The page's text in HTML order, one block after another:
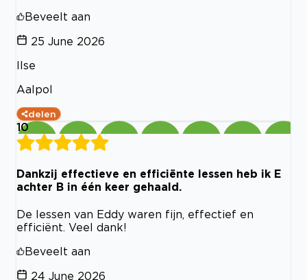
Beveelt aan
25 June 2026
Ilse
Aalpol
delen
10
Dankzij effectieve en efficiënte lessen heb ik E
achter B in één keer gehaald.
De lessen van Eddy waren fijn, effectief en
efficiënt. Veel dank!
Beveelt aan
24 June 2026